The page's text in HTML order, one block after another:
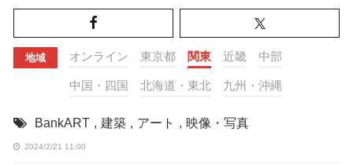
地域 オンライン 東京都 関東 近畿 中部
中国・四国 北海道・東北 九州・沖縄
BankART , 建築 , アート , 映像・写真
2024/2/21 11:00